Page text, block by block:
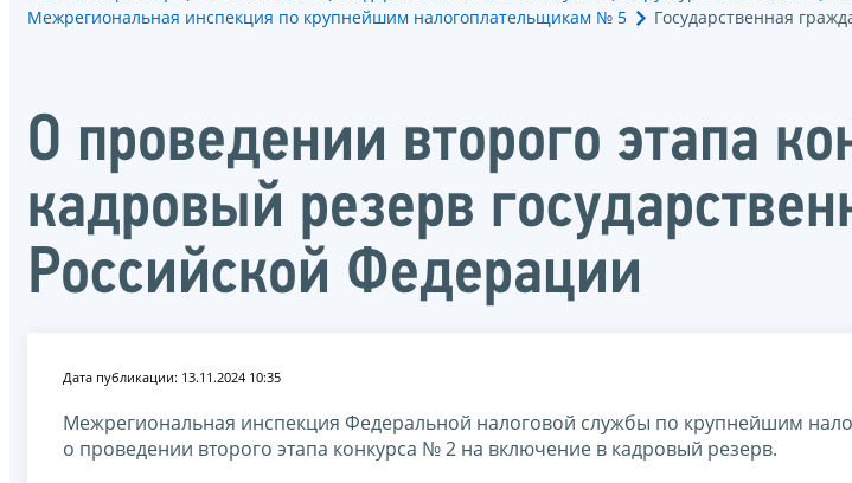
Межрегиональная инспекция по крупнейшим налогоплательщикам № 5
Государственная
О проведении второго этапа
кадровый резерв
Российской Федерации
Дата публикации: 13.11.2024 10:35
Межрегиональная инспекция Федеральной налоговой службы по крупнейшим
о проведении второго этапа конкурса № 2 на включение в кадровый резерв.